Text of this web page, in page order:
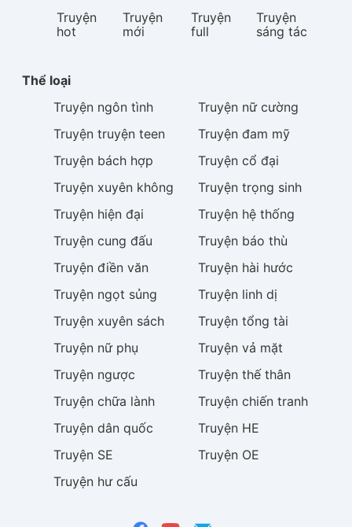
Truyện
hot
Truyện
mới
Truyện
full
Truyện
sáng tác
Thể loại
Truyện ngôn tình Truyện nữ cường
Truyện truyện teen Truyện đam mỹ
Truyện bách hợp Truyện cổ đại
Truyện xuyên không Truyện trọng sinh
Truyện hiện đại Truyện hệ thống
Truyện cung đấu Truyện báo thù
Truyện điền văn Truyện hài hước
Truyện ngọt sủng Truyện linh dị
Truyện xuyên sách Truyện tổng tài
Truyện nữ phụ Truyện vả mặt
Truyện ngược Truyện thế thân
Truyện chữa lành Truyện chiến tranh
Truyện dân quốc Truyện HE
Truyện SE Truyện OE
Truyện hư cấu